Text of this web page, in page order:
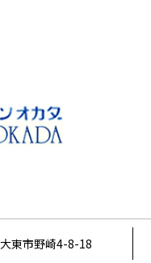
東市野崎4-8-18